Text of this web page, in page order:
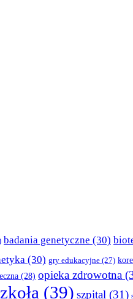
badania genetyczne (30)
(30) gry edukacyjne (27)
(28) opieka zdrowotna
(39) szpital (31)